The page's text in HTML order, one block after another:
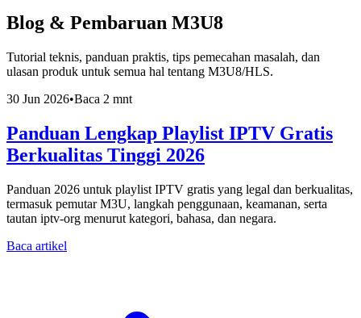
Blog & Pembaruan M3U8
Tutorial teknis, panduan praktis, tips pemecahan masalah, dan
ulasan produk untuk semua hal tentang M3U8/HLS.
30 Jun 2026•Baca 2 mnt
Panduan Lengkap Playlist IPTV Gratis
Berkualitas Tinggi 2026
Panduan 2026 untuk playlist IPTV gratis yang legal dan berkualitas,
termasuk pemutar M3U, langkah penggunaan, keamanan, serta
tautan iptv-org menurut kategori, bahasa, dan negara.
Baca artikel